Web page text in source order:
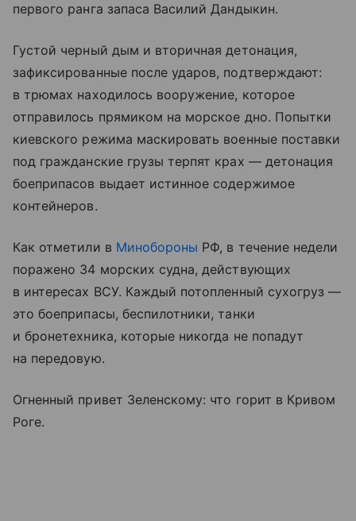
первого ранга запаса Василий Дандыкин.
Густой черный дым и вторичная детонация,
зафиксированные после ударов, подтверждают:
в трюмах находилось вооружение, которое
отправилось прямиком на морское дно. Попытки
киевского режима маскировать военные поставки
под гражданские грузы терпят крах — детонация
боеприпасов выдает истинное содержимое
контейнеров.
Как отметили в Минобороны РФ, в течение недели
поражено 34 морских судна, действующих
в интересах ВСУ. Каждый потопленный сухогруз —
это боеприпасы, беспилотники, танки
и бронетехника, которые никогда не попадут
на передовую.
Огненный привет Зеленскому: что горит в Кривом
Роге.